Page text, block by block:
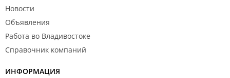
Новости
Объявления
Работа во Владивостоке
Справочник компаний
ИНФОРМАЦИЯ